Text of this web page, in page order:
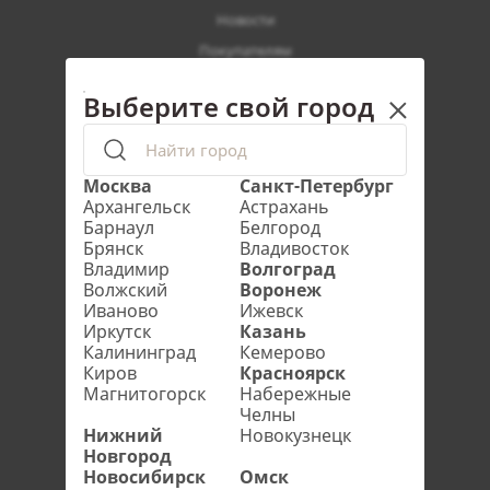
Новости
Покупателям
Вакансии
Методическое пособие
Каталог
Входные двери для квартиры
Входные двери для дома
Бюджетные двери
Входные двери под внутренний щит клиента
Адрес
Москва
Выберите свой город
Москва
Санкт-Петербург
Архангельск
Астрахань
Барнаул
Белгород
Брянск
Владивосток
Владимир
Волгоград
Волжский
Воронеж
Иваново
Ижевск
Иркутск
Казань
Калининград
Кемерово
Киров
Красноярск
Магнитогорск
Набережные
Челны
Нижний
Новгород
Новокузнецк
Новосибирск
Омск